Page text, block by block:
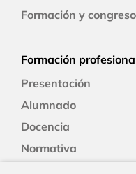
Formación y
Formación
Presentación
Alumnado
Docencia
Normativa